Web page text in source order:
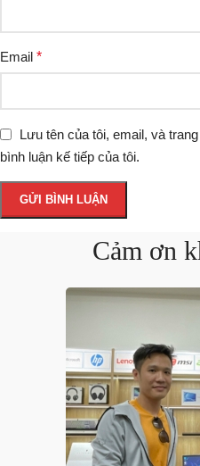
Email *
Lưu tên của tôi, email, và
bình luận kế tiếp của tôi.
Cảm ơn